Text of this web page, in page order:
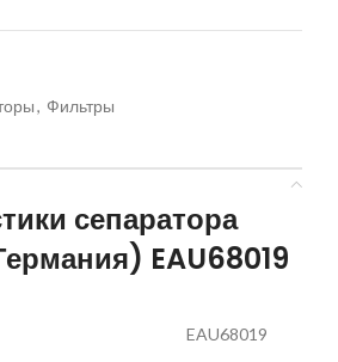
, Фильтры
сепаратора
EAU68019
EAU68019